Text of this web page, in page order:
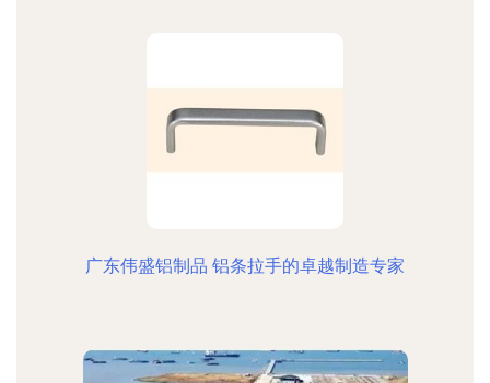
广东伟盛铝制品 铝条拉手的卓越制造专家